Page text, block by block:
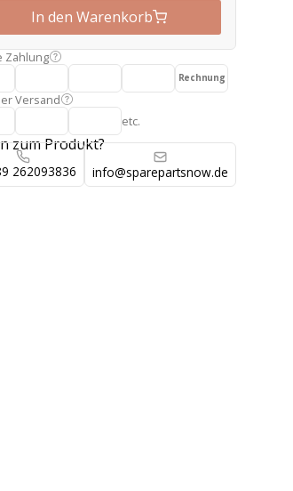
In den Warenkorb
Zahlung
Rechnung
Versand
etc.
zum Produkt?
262093836 info@sparepartsnow.de